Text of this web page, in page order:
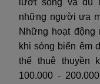
những người ưa
Những hoạt
khi sóng biển êm
thể thuê thuyền
100.000 -